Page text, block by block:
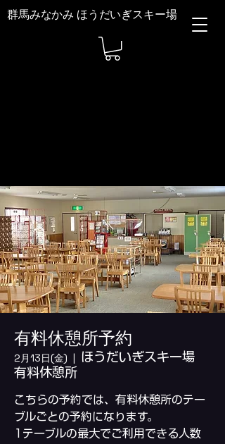
群馬みなかみ ほうだいぎスキー場
有料休憩所予約
2月13日(金)
  |
ほうだいぎスキー場
有料休憩所
こちらの予約では、有料休憩所のテー
ブルごとの予約になります。
1テーブルの最大でご利用できる人数